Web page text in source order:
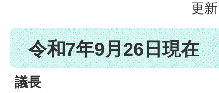
更
令和7年9月26日現在
議長